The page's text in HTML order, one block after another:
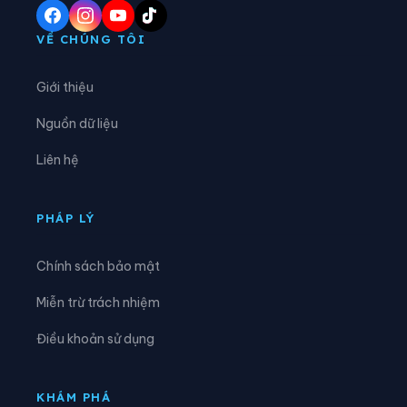
Xã Điềm Thụy
Xã La Hiên
Xã Phong Quang
VỀ CHÚNG TÔI
Giới thiệu
Nguồn dữ liệu
Liên hệ
PHÁP LÝ
Chính sách bảo mật
Miễn trừ trách nhiệm
Điều khoản sử dụng
KHÁM PHÁ